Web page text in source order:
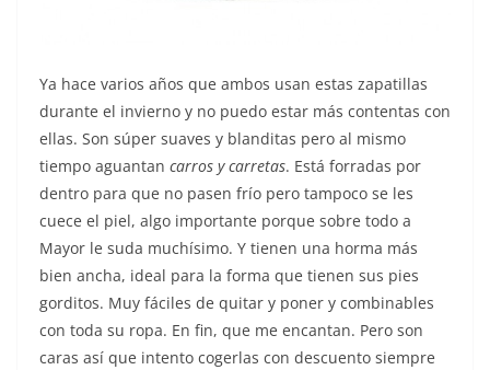
Ya hace varios años que ambos usan estas zapatillas
durante el invierno y no puedo estar más contentas con
ellas. Son súper suaves y blanditas pero al mismo
tiempo aguantan carros y carretas. Está forradas por
dentro para que no pasen frío pero tampoco se les
cuece el piel, algo importante porque sobre todo a
Mayor le suda muchísimo. Y tienen una horma más
bien ancha, ideal para la forma que tienen sus pies
gorditos. Muy fáciles de quitar y poner y combinables
con toda su ropa. En fin, que me encantan. Pero son
caras así que intento cogerlas con descuento siempre